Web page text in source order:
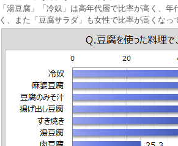
「湯豆腐」「冷奴」は高年代層で比率が高く、
く、また「豆腐サラダ」も女性で比率が高くなっ